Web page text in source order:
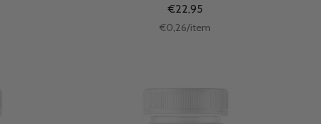
€22,95
Stukprijs
€0,26/per
item